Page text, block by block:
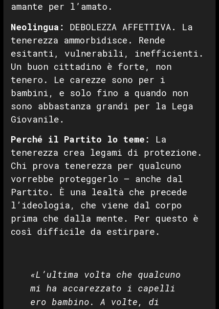
amante per l’amato.
Neolingua:
DEBOLEZZA AFFETTIVA. La
tenerezza ammorbidisce. Rende
esitanti, vulnerabili, inefficienti.
Un buon cittadino è forte, non
tenero. Le carezze sono per i
bambini, e solo fino a quando non
sono abbastanza grandi per la Lega
Giovanile.
Perché il Partito lo teme:
La
tenerezza crea legami di protezione.
Chi prova tenerezza per qualcuno
vorrebbe proteggerlo — anche dal
Partito. È una lealtà che precede
l’ideologia, che viene dal corpo
prima che dalla mente. Per questo è
così difficile da estirpare.
«L’ultima volta che qualcuno
mi ha accarezzato i capelli
ero bambino. A volte, di